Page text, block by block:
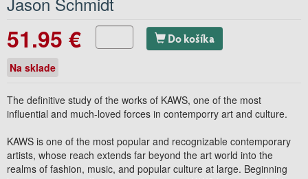
51.95 € Do košíka
Na sklade
The definitive study of the works of KAWS, one of the most
influential and much-loved forces in contemporry art and culture.
KAWS is one of the most popular and recognizable contemporary
artists, whose reach extends far beyond the art world into the
realms of fashion, music, and popular culture at large. Beginning